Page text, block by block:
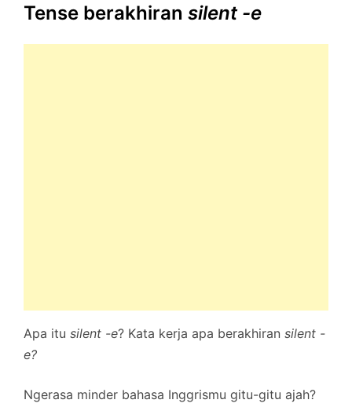
Tense berakhiran silent -e
Apa itu silent -e? Kata kerja apa berakhiran silent -
e?
Ngerasa minder bahasa Inggrismu gitu-gitu ajah?